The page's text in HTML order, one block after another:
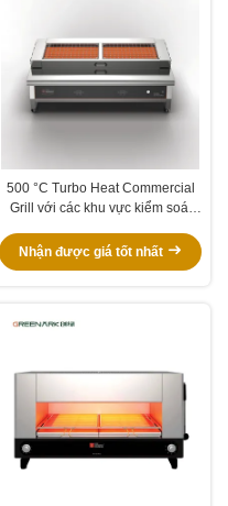
500 °C Turbo Heat Commercial
Grill với các khu vực kiểm soát
gỉ
Nhận được giá tốt nhất